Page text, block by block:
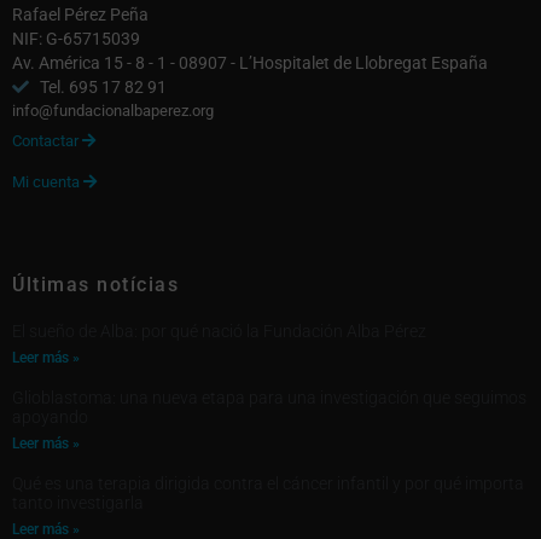
Rafael Pérez Peña
NIF: G-65715039
Av. América 15 - 8 - 1 - 08907 - L’Hospitalet de Llobregat España
Tel. 695 17 82 91
info@fundacionalbaperez.org
Contactar 
Mi cuenta 
Últimas notícias
Leer más »
Leer más »
Leer más »